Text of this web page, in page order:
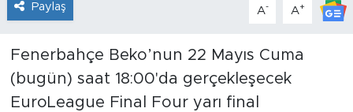
Paylaş A- A+
Fenerbahçe Beko’nun 22 Mayıs Cuma
(bugün) saat 18:00'da gerçekleşecek
EuroLeague Final Four yarı final